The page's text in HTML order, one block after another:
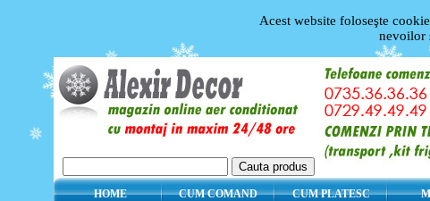
Acest website foloseşte
nevoilor
HOME CUM COMAND CUM PLATESC